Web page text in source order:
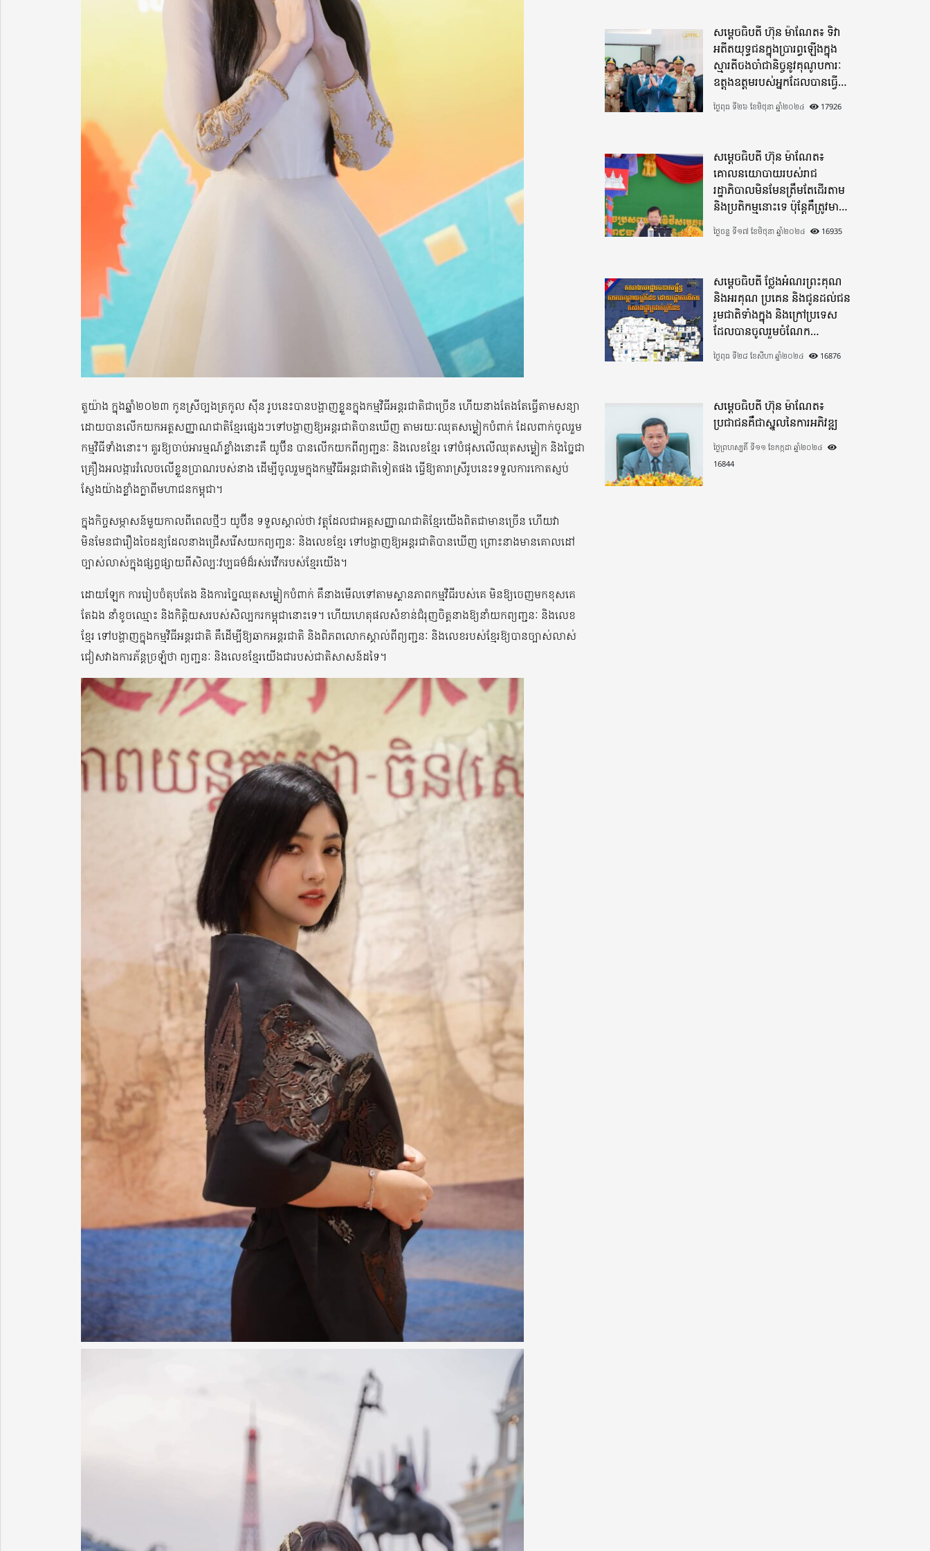
តួយ៉ាង ក្នុងឆ្នាំ២០២៣ កូនស្រីច្បងត្រកូល ស៊ីន រូបនេះ​បានបង្ហាញខ្លួនក្នុងកម្មវិធីអន្តរជាតិជាច្រើន ហើយនាងតែងតែធ្វើតាមសន្យា
ដោយបានលើកយកអត្ថសញ្ញាណជាតិខ្មែរផ្សេងៗទៅបង្ហាញឱ្យអន្តរជាតិបានឃើញ តាមរយៈឈុតសម្លៀកបំពាក់ ដែលពាក់ចូលរួម
កម្មវិធីទាំងនោះ។ គួរឱ្យចាប់អារម្មណ៍ខ្លាំងនោះ​គឺ យូប៊ីន បានលើកយកពីព្យញ្ជនៈ និងលេខខ្មែរ ទៅបំផុសលើឈុតសម្លៀក និងច្នៃជា
គ្រឿងអលង្ការរំលេចលើខ្លួនប្រាណរបស់នាង ដើម្បីចូលរួមក្នុងកម្មវិធីអន្តរជាតិទៀតផង ធ្វើឱ្យតារាស្រីរូបនេះទទួលការកោតស្ញប់
ស្ញែងយ៉ាងខ្លាំងក្លាពីមហាជនកម្ពុជា។
ក្នុងកិច្ចសម្ភាសន៍មួយកាលពីពេលថ្មីៗ យូប៊ីន ទទួលស្គាល់ថា វត្ថុដែលជាអត្តសញ្ញាណជាតិខ្មែរយើងពិតជាមានច្រើន ហើយវា
មិនមែនជារឿងចៃដន្យដែលនាងជ្រើសរើសយកព្យញ្ជនៈ និងលេខខ្មែរ ទៅបង្ហាញឱ្យអន្តរជាតិបានឃើញ ព្រោះនាងមានគោលដៅ
ច្បាស់លាស់ក្នុងផ្សព្វផ្សាយពីសិល្បៈវប្បធម៌ដ៏រស់រវើករបស់ខ្មែរយើង។
ដោយឡែក ការរៀបចំតុបតែង និងការច្នៃឈុតសម្លៀកបំពាក់ គឺនាងមើលទៅតាមស្ថានភាពកម្មវិធីរបស់គេ មិនឱ្យចេញមកខុសគេ
តែឯង នាំខូចឈ្មោះ និងកិត្តិយសរបស់សិល្បករកម្ពុជានោះទេ។ ហើយហេតុផលសំខាន់ជំរុញចិត្តនាងឱ្យនាំយកព្យញ្ជនៈ និងលេខ
ខ្មែរ ទៅបង្ហាញក្នុងកម្មវិធីអន្តរជាតិ គឺដើម្បីឱ្យឆាកអន្តរជាតិ និងពិភពលោកស្គាល់ពីព្យញ្ជនៈ និងលេខរបស់ខ្មែរឱ្យបានច្បាស់លាស់
ជៀសវាងការភ័ន្តច្រឡំថា ព្យញ្ជនៈ និងលេខខ្មែរយើងជារបស់ជាតិសាសន៍ដទៃ។
សម្តេចធិបតី ហ៊ុន ម៉ាណែត៖ ទិវា
អតីតយុទ្ធជនក្នុងប្រារព្ធឡើងក្នុង
ស្មារតីចងចាំជានិច្ចនូវគុណូបការៈ
ឧត្តុងឧត្តមរបស់អ្នកដែលបានធ្វើ
មហាពលីកម្ម
ថ្ងៃពុធ ទី២៦ ខែមិថុនា ឆ្នាំ២០២៤ 17926
សម្តេចធិបតី ហ៊ុន ម៉ាណែត៖
គោលនយោបាយរបស់រាជ
រដ្ឋាភិបាលមិនមែនត្រឹមតែដើរតាម
និងប្រតិកម្មនោះទេ ប៉ុន្តែគឺត្រូវមាន
ភាពបុរេសកម្ម
ថ្ងៃចន្ទ ទី១៧ ខែមិថុនា ឆ្នាំ២០២៤ 16935
សម្តេចធិបតី ថ្លែងអំណរព្រះគុណ
និងអរគុណ ប្រគេន និងជូនដល់ជន
រួមជាតិទាំងក្នុង​ និងក្រៅប្រទេស​
ដែលបានចូលរួមចំណែក
យ៉ាងផុលផុសបរិច្ចាគថវិកាក្នុង
«មូលនិធិកសាងហេដ្ឋារចនាសម្ព័ន្ធ
កសាងផ្លូវក្រវាត់ព្រំដែន
ថ្ងៃពុធ ទី២៨ ខែសីហា ឆ្នាំ២០២៤ 16876
សម្តេចធិបតី ហ៊ុន ម៉ាណែត៖
ប្រជាជនគឺជាស្នូលនៃការអភិវឌ្ឍ
ថ្ងៃព្រហស្បតិ៍ ទី១១ ខែកក្កដា ឆ្នាំ២០២៤
16844